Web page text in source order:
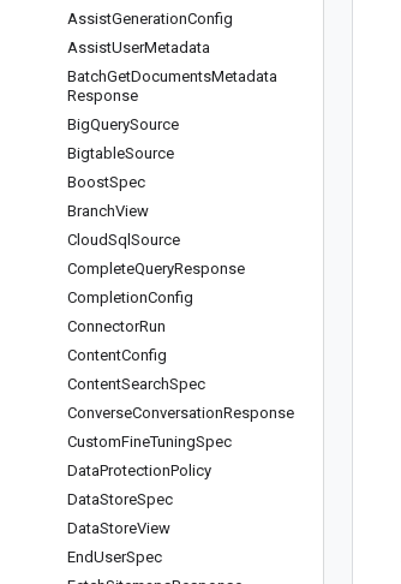
AssistGenerationConfig
AssistUserMetadata
BatchGetDocumentsMetadata
Response
BigQuerySource
BigtableSource
BoostSpec
BranchView
CloudSql Source
CompleteQueryResponse
CompletionConfig
ConnectorRun
ContentConfig
ContentSearchSpec
ConverseConversationResponse
CustomFineTuningSpec
DataProtectionPolicy
DataStoreSpec
DataStoreView
EndUserSpec